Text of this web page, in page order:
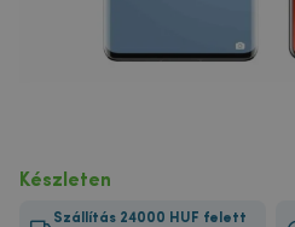
Készleten
Szállítás 24000 HUF felett